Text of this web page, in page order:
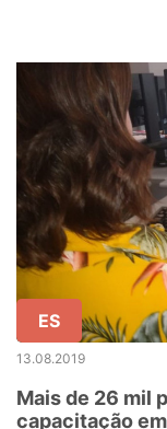
ES
13.08.2019
Mais de 26 mil
capacitação